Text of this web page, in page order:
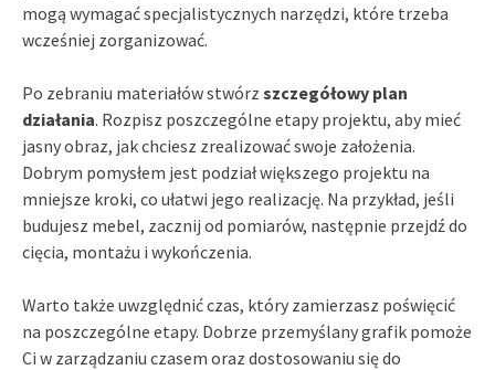
mogą wymagać specjalistycznych narzędzi, które trzeba
wcześniej zorganizować.
Po zebraniu materiałów stwórz szczegółowy plan
działania. Rozpisz poszczególne etapy projektu, aby mieć
jasny obraz, jak chciesz zrealizować swoje założenia.
Dobrym pomysłem jest podział większego projektu na
mniejsze kroki, co ułatwi jego realizację. Na przykład, jeśli
budujesz mebel, zacznij od pomiarów, następnie przejdź do
cięcia, montażu i wykończenia.
Warto także uwzględnić czas, który zamierzasz poświęcić
na poszczególne etapy. Dobrze przemyślany grafik pomoże
Ci w zarządzaniu czasem oraz dostosowaniu się do